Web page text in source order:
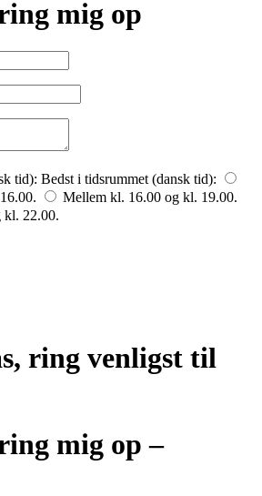
mig op
tid): Bedst i tidsrummet (dansk tid):
Mellem kl. 16.00 og kl. 19.00.
kl. 22.00.
ring venligst til
mig op –